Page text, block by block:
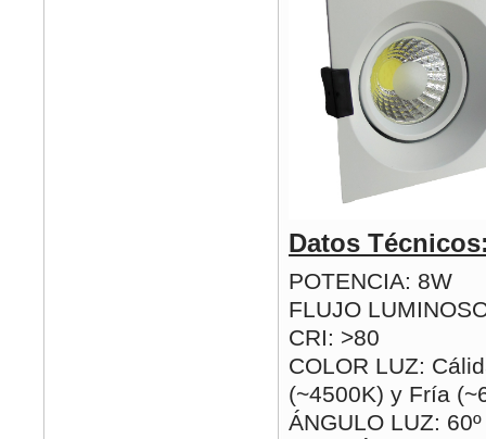
Datos
POTENCIA: 8W
FLUJO
CRI: >80
COLOR LUZ:
(~4500K) y Fría
ÁNGULO LUZ: 60º